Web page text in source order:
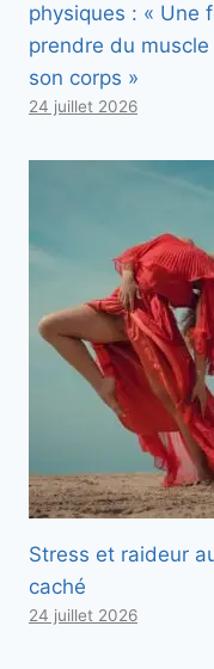
physiques : « Une
prendre du
son corps »
24 juillet 2026
Stress et raideur
caché
24 juillet 2026